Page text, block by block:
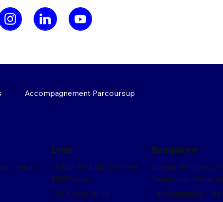
Accompagnement Parcoursup
Leclerc,
Lyon
23 Rue Paul Montrochet,
69002 Lyon
+33 4 12 05 85 44
Bangalore
Sugata, 6th Cross,
Bengaluru,
+918550080033 /